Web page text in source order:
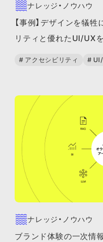
ナレッジ・ノウハウ
【事例】デザインを犠
リティと優れたUI/UX
# アクセシビリティ #
ナレッジ・ノウハウ
ブランド体験の一次情